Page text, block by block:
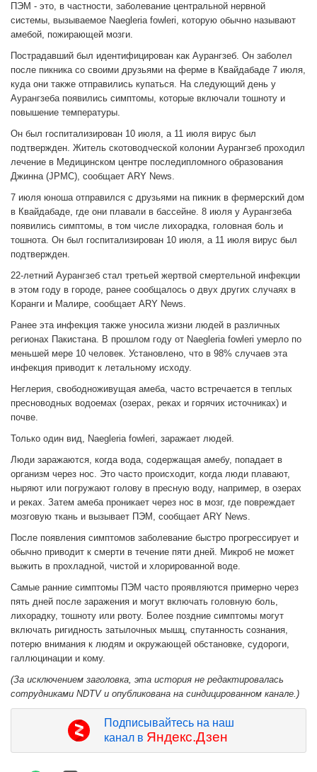
ПЭМ - это, в частности, заболевание центральной нервной
системы, вызываемое Naegleria fowleri, которую обычно называют
амебой, пожирающей мозги.
Пострадавший был идентифицирован как Аурангзеб. Он заболел
после пикника со своими друзьями на ферме в Квайдабаде 7 июля,
куда они также отправились купаться. На следующий день у
Аурангзеба появились симптомы, которые включали тошноту и
повышение температуры.
Он был госпитализирован 10 июля, а 11 июля вирус был
подтвержден. Житель скотоводческой колонии Аурангзеб проходил
лечение в Медицинском центре последипломного образования
Джинна (JPMC), сообщает ARY News.
7 июля юноша отправился с друзьями на пикник в фермерский дом
в Квайдабаде, где они плавали в бассейне. 8 июля у Аурангзеба
появились симптомы, в том числе лихорадка, головная боль и
тошнота. Он был госпитализирован 10 июля, а 11 июля вирус был
подтвержден.
22-летний Аурангзеб стал третьей жертвой смертельной инфекции
в этом году в городе, ранее сообщалось о двух других случаях в
Коранги и Малире, сообщает ARY News.
Ранее эта инфекция также уносила жизни людей в различных
регионах Пакистана. В прошлом году от Naegleria fowleri умерло по
меньшей мере 10 человек. Установлено, что в 98% случаев эта
инфекция приводит к летальному исходу.
Неглерия, свободноживущая амеба, часто встречается в теплых
пресноводных водоемах (озерах, реках и горячих источниках) и
почве.
Только один вид, Naegleria fowleri, заражает людей.
Люди заражаются, когда вода, содержащая амебу, попадает в
организм через нос. Это часто происходит, когда люди плавают,
ныряют или погружают голову в пресную воду, например, в озерах
и реках. Затем амеба проникает через нос в мозг, где повреждает
мозговую ткань и вызывает ПЭМ, сообщает ARY News.
После появления симптомов заболевание быстро прогрессирует и
обычно приводит к смерти в течение пяти дней. Микроб не может
выжить в прохладной, чистой и хлорированной воде.
Самые ранние симптомы ПЭМ часто проявляются примерно через
пять дней после заражения и могут включать головную боль,
лихорадку, тошноту или рвоту. Более поздние симптомы могут
включать ригидность затылочных мышц, спутанность сознания,
потерю внимания к людям и окружающей обстановке, судороги,
галлюцинации и кому.
(За исключением заголовка, эта история не редактировалась
сотрудниками NDTV и опубликована на синдицированном канале.)
Подписывайтесь на наш
канал в Яндекс.Дзен